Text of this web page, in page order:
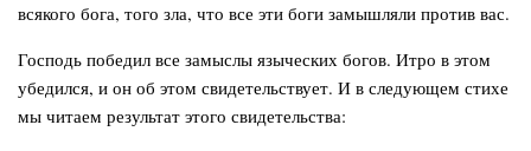
всякого бога, того зла, что все эти боги замышляли против вас.
Господь победил все замыслы языческих богов. Итро в этом
убедился, и он об этом свидетельствует. И в следующем стихе
мы читаем результат этого свидетельства: